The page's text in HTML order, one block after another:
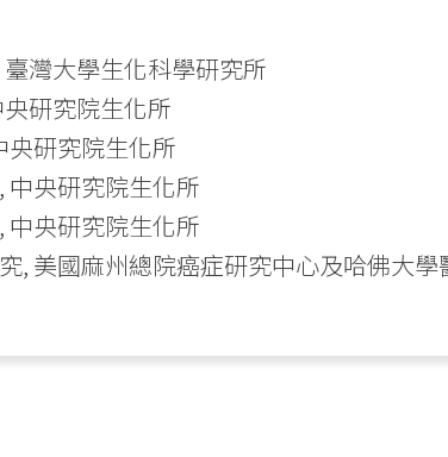
灣大學生化科學研究所
研究院生化所
研究院生化所
央研究院生化所
央研究院生化所
, 美國麻州總院癌症研究中心及哈佛大學